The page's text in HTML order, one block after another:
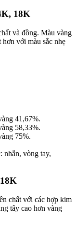
18K​
và đồng. Màu vàng
với màu sắc nhẹ
41,67%.
58,33%.
75%.
nhẫn, vòng tay,
chất với các hợp kim
tây cao hơn vàng